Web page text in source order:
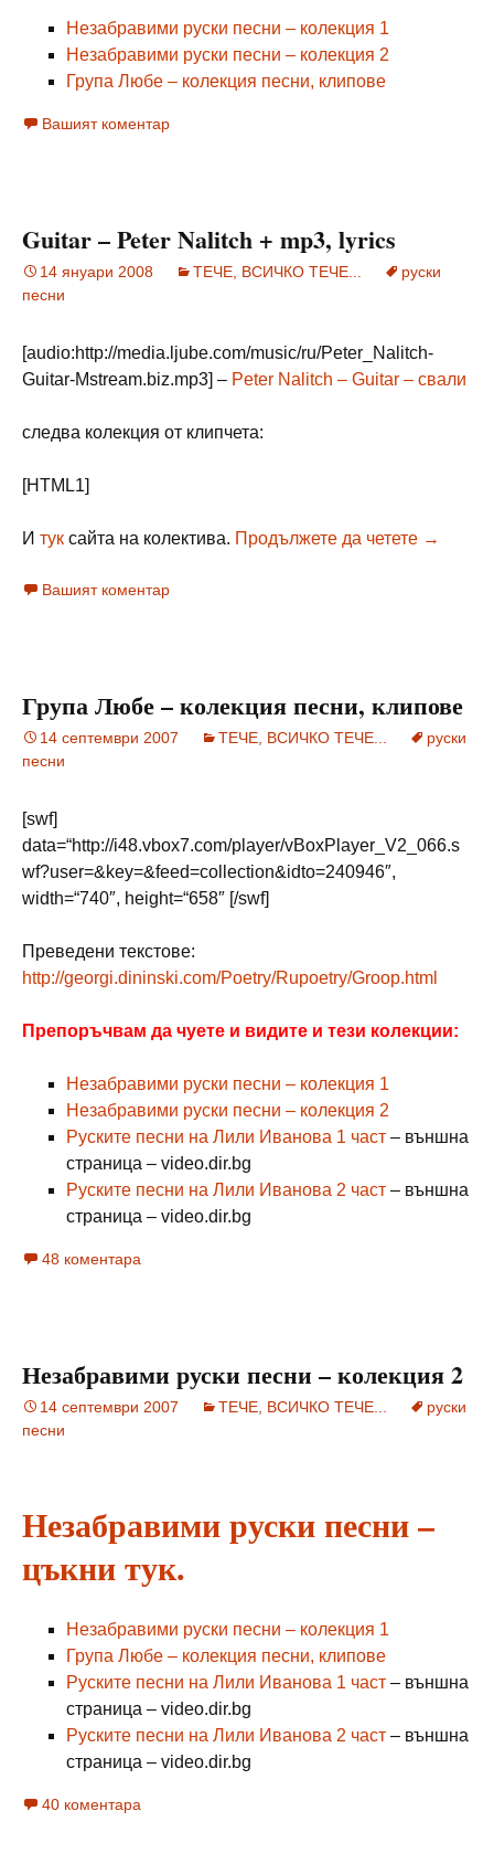
Незабравими руски песни – колекция 1
Незабравими руски песни – колекция 2
Група Любе – колекция песни, клипове
Вашият коментар
Guitar – Peter Nalitch + mp3, lyrics
14 януари 2008 ТЕЧЕ, ВСИЧКО ТЕЧЕ...
руски
песни
[audio:http://media.ljube.com/music/ru/Peter_Nalitch-
Guitar-Mstream.biz.mp3] – Peter Nalitch – Guitar – свали
следва колекция от клипчета:
[HTML1]
И тук сайта на колектива. Продължете да четете Guitar –
→
Вашият коментар
Група Любе – колекция песни, клипове
14 септември 2007 ТЕЧЕ, ВСИЧКО ТЕЧЕ...
руски
песни
[swf]
data=“http://i48.vbox7.com/player/vBoxPlayer_V2_066.s
wf?user=&key=&feed=collection&idto=240946″,
width=“740″, height=“658″ [/swf]
Преведени текстове:
http://georgi.dininski.com/Poetry/Rupoetry/Groop.html
Препоръчвам да чуете и видите и тези колекции:
Незабравими руски песни – колекция 1
Незабравими руски песни – колекция 2
Руските песни на Лили Иванова 1 част – външна
страница – video.dir.bg
Руските песни на Лили Иванова 2 част – външна
страница – video.dir.bg
48 коментара
Незабравими руски песни – колекция 2
14 септември 2007 ТЕЧЕ, ВСИЧКО ТЕЧЕ...
руски
песни
Незабравими руски песни –
цъкни тук.
Незабравими руски песни – колекция 1
Група Любе – колекция песни, клипове
Руските песни на Лили Иванова 1 част – външна
страница – video.dir.bg
Руските песни на Лили Иванова 2 част – външна
страница – video.dir.bg
40 коментара